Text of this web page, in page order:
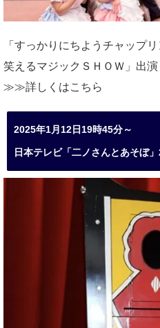
「すっかりにちようチャップ
笑えるマジックＳＨＯＷ」出演
≫≫詳しくはこちら
2025年1月12日19時45分～
日本テレビ「二ノさんとあそぼ